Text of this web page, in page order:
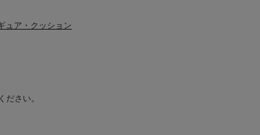
ュア・クッション
ださい。